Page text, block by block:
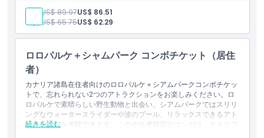
す。
ハイライト
ロロパルケとシアムパークの両方への入場
ロロパルケでエキゾチックな動物や海洋生物を発見
ル、流れるプールを楽しむ
家族連れ、カップル、冒険好きに最適
大人: US$ 89.97US$ 86.51
子供: US$ 65.75US$ 62.29
ロロパルケ＋シャムパーク コンボチケット（居住
者）
カナリア諸島在住者向けのロロパルケ＋シアムパークコンボチケッ
トで、忘れられない2つのアトラクションをお楽しみください。ロ
ロパルケで素晴らしい野生動物と出会い、シアムパークではスリリ
ングなウォータースライダーや波のプール、リラックスできるアト
ラクションを体験できます。この在住者限定のコンボは、テネリフ
続きを読む